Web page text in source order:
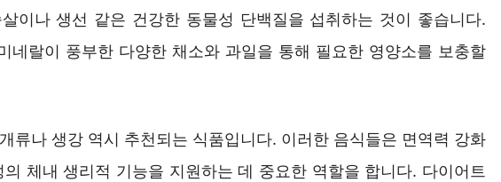
이나 생선 같은 건강한 동물성 단백질을 섭취하는 것이 좋습니다.
네랄이 풍부한 다양한 채소와 과일을 통해 필요한 영양소를 보충할
류나 생강 역시 추천되는 식품입니다. 이러한 음식들은 면역력 강화
체내 생리적 기능을 지원하는 데 중요한 역할을 합니다. 다이어트